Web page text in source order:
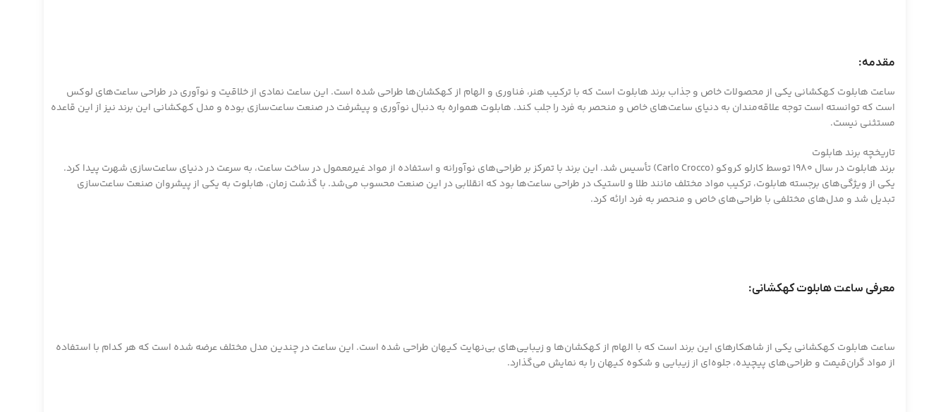
مقدمه:
ساعت هابلوت کهکشانی یکی از محصولات خاص و جذاب برند هابلوت است که با ترکیب هنر، فناوری و الهام از کهکشان‌ها طراحی شده است. این ساعت نمادی از خلاقیت و نوآوری در طراحی ساعت‌های لوکس
است که توانسته است توجه علاقه‌مندان به دنیای ساعت‌های خاص و منحصر به فرد را جلب کند. هابلوت همواره به دنبال نوآوری و پیشرفت در صنعت ساعت‌سازی بوده و مدل کهکشانی این برند نیز از این قاعده
مستثنی نیست.
تاریخچه برند هابلوت
برند هابلوت در سال 1980 توسط کارلو کروکو (Carlo Crocco) تأسیس شد. این برند با تمرکز بر طراحی‌های نوآورانه و استفاده از مواد غیرمعمول در ساخت ساعت، به سرعت در دنیای ساعت‌سازی شهرت پیدا کرد.
یکی از ویژگی‌های برجسته هابلوت، ترکیب مواد مختلف مانند طلا و لاستیک در طراحی ساعت‌ها بود که انقلابی در این صنعت محسوب می‌شد. با گذشت زمان، هابلوت به یکی از پیشروان صنعت ساعت‌سازی
تبدیل شد و مدل‌های مختلفی با طراحی‌های خاص و منحصر به فرد ارائه کرد.
معرفی ساعت هابلوت کهکشانی:
ساعت هابلوت کهکشانی یکی از شاهکارهای این برند است که با الهام از کهکشان‌ها و زیبایی‌های بی‌نهایت کیهان طراحی شده است. این ساعت در چندین مدل مختلف عرضه شده است که هر کدام با استفاده
از مواد گران‌قیمت و طراحی‌های پیچیده، جلوه‌ای از زیبایی و شکوه کیهان را به نمایش می‌گذارد.